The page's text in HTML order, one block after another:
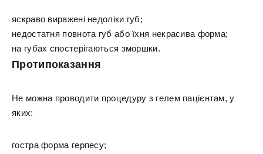
яскраво виражені недоліки губ;
недостатня повнота губ або їхня некрасива форма;
на губах спостерігаються зморшки.
Протипоказання
Не можна проводити процедуру з гелем пацієнтам, у
яких:
гостра форма герпесу;